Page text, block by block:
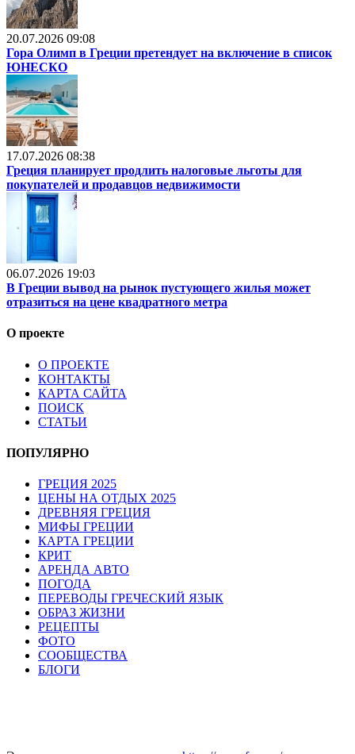
20.07.2026 09:08
Гора Олимп в Греции претендует на включение в список
ЮНЕСКО
17.07.2026 08:38
Греция планирует продлить налоговые льготы для
покупателей и продавцов недвижимости
06.07.2026 19:03
В Греции вывод на рынок пустующего жилья может
отразиться на цене квадратного метра
О проекте
О ПРОЕКТЕ
КОНТАКТЫ
КАРТА САЙТА
ПОИСК
СТАТЬИ
ПОПУЛЯРНО
ГРЕЦИЯ 2025
ЦЕНЫ НА ОТДЫХ 2025
ДРЕВНЯЯ ГРЕЦИЯ
МИФЫ ГРЕЦИИ
КАРТА ГРЕЦИИ
КРИТ
АРЕНДА АВТО
ПОГОДА
ПЕРЕВОДЫ ГРЕЧЕСКИЙ ЯЗЫК
ОБРАЗ ЖИЗНИ
РЕЦЕПТЫ
ФОТО
СООБЩЕСТВА
БЛОГИ